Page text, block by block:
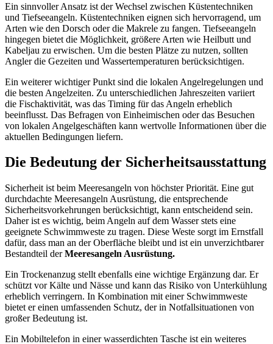
Ein sinnvoller Ansatz ist der Wechsel zwischen Küstentechniken
und Tiefseeangeln. Küstentechniken eignen sich hervorragend, um
Arten wie den Dorsch oder die Makrele zu fangen. Tiefseeangeln
hingegen bietet die Möglichkeit, größere Arten wie Heilbutt und
Kabeljau zu erwischen. Um die besten Plätze zu nutzen, sollten
Angler die Gezeiten und Wassertemperaturen berücksichtigen.
Ein weiterer wichtiger Punkt sind die lokalen Angelregelungen und
die besten Angelzeiten. Zu unterschiedlichen Jahreszeiten variiert
die Fischaktivität, was das Timing für das Angeln erheblich
beeinflusst. Das Befragen von Einheimischen oder das Besuchen
von lokalen Angelgeschäften kann wertvolle Informationen über die
aktuellen Bedingungen liefern.
Die Bedeutung der Sicherheitsausstattung
Sicherheit ist beim Meeresangeln von höchster Priorität. Eine gut
durchdachte Meeresangeln Ausrüstung, die entsprechende
Sicherheitsvorkehrungen berücksichtigt, kann entscheidend sein.
Daher ist es wichtig, beim Angeln auf dem Wasser stets eine
geeignete Schwimmweste zu tragen. Diese Weste sorgt im Ernstfall
dafür, dass man an der Oberfläche bleibt und ist ein unverzichtbarer
Bestandteil derMeeresangeln Ausrüstung.
Ein Trockenanzug stellt ebenfalls eine wichtige Ergänzung dar. Er
schützt vor Kälte und Nässe und kann das Risiko von Unterkühlung
erheblich verringern. In Kombination mit einer Schwimmweste
bietet er einen umfassenden Schutz, der in Notfallsituationen von
großer Bedeutung ist.
Ein Mobiltelefon in einer wasserdichten Tasche ist ein weiteres